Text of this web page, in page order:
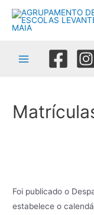
Foi publicado o
estabelece o